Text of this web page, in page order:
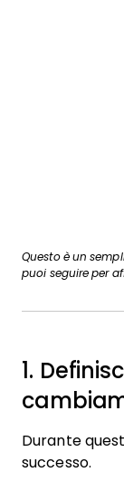
Questo è un
puoi seguire per
1.
Durante
successo.